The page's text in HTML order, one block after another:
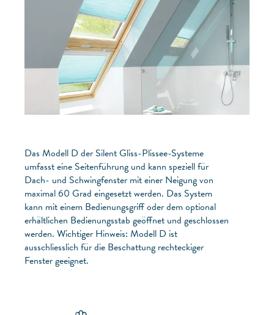
Das Modell D der Silent Gliss-Plissee-Systeme
umfasst eine Seitenführung und kann speziell für
Dach- und Schwingfenster mit einer Neigung von
maximal 60 Grad eingesetzt werden. Das System
kann mit einem Bedienungsgriff oder dem optional
erhältlichen Bedienungsstab geöffnet und geschlossen
werden. Wichtiger Hinweis: Modell D ist
ausschliesslich für die Beschattung rechteckiger
Fenster geeignet.